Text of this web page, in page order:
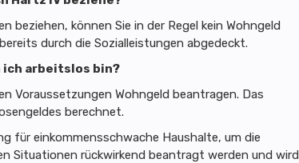
beziehen, können Sie in der Regel kein Wohngeld
durch die Sozialleistungen abgedeckt.
ich arbeitslos bin?
Voraussetzungen Wohngeld beantragen. Das
berechnet.
für einkommensschwache Haushalte, um die
Situationen rückwirkend beantragt werden und wird